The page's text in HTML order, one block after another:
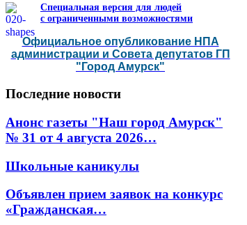
Специальная версия для людей
с ограниченными возможностями
Официальное опубликование НПА
администрации и Совета депутатов ГП
"Город Амурск"
Последние новости
Анонс газеты "Наш город Амурск"
№ 31 от 4 августа 2026…
Школьные каникулы
Объявлен прием заявок на конкурс
«Гражданская…